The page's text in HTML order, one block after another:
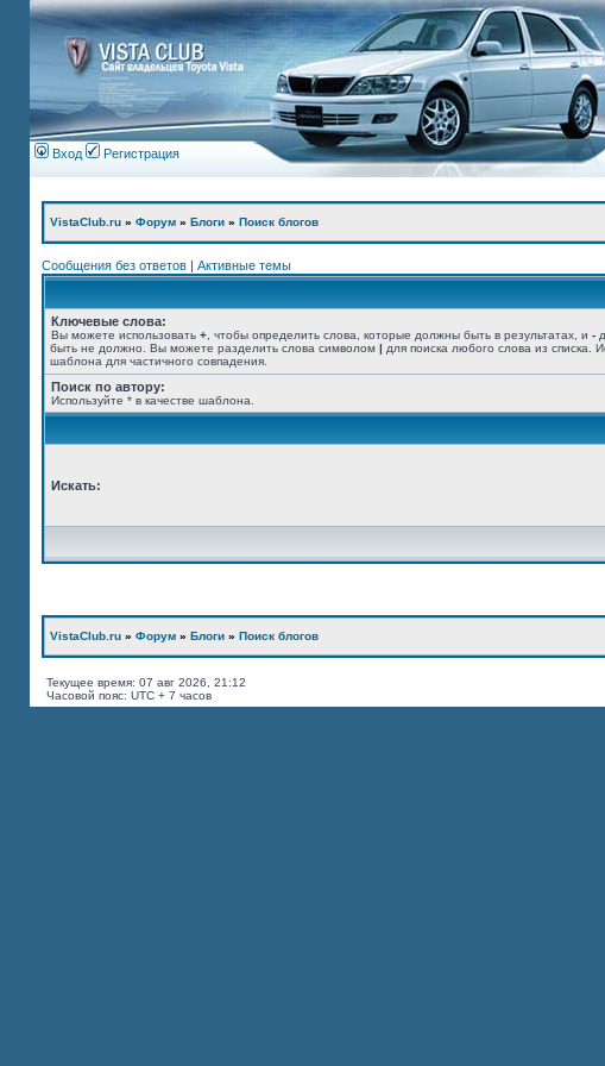
Вход Регистрация
VistaClub.ru » Форум » Блоги » Поиск блогов
Сообщения без ответов | Активные темы
Ключевые слова:
Вы можете использовать + , чтобы определить слова, которые должны быть в результатах, и -
быть не должно. Вы можете разделить слова символом | для поиска любого слова из списка.
шаблона для частичного совпадения.
Поиск по автору:
Используйте * в качестве шаблона.
Искать:
VistaClub.ru » Форум » Блоги » Поиск блогов
Текущее время: 07 авг 2026, 21:12
Часовой пояс: UTC + 7 часов